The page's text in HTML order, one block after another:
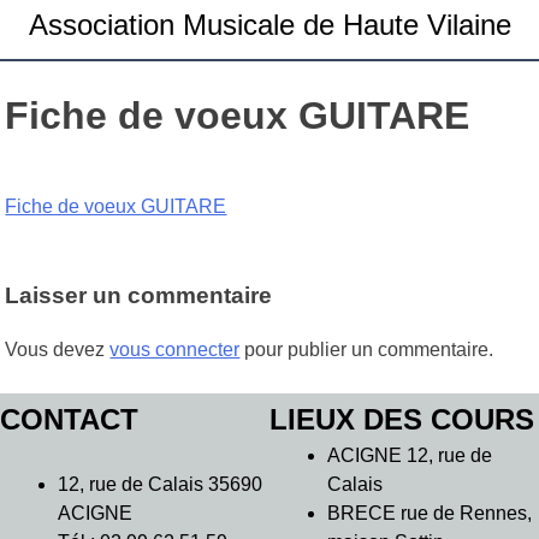
Association Musicale de Haute Vilaine
Fiche de voeux GUITARE
Fiche de voeux GUITARE
Laisser un commentaire
Vous devezvous connecter pour publier un commentaire.
CONTACT
12, rue de Calais 35690
ACIGNE
LIEUX DES COURS
ACIGNE 12, rue de
Calais
BRECE rue de Rennes,